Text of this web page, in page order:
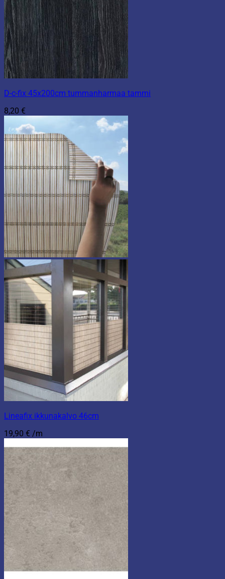
D-c-fix 45x200cm tummanharmaa tammi
8,20 €
Lineafix ikkunakalvo 46cm
19,90 € /m